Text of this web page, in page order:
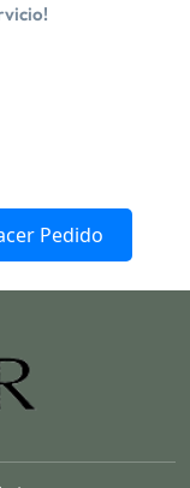
Pedido